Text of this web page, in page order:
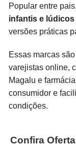
Popular entre
infantis e lúdicos
versões práticas
Essas marcas
varejistas online,
Magalu e
consumidor e
condições.
Confira